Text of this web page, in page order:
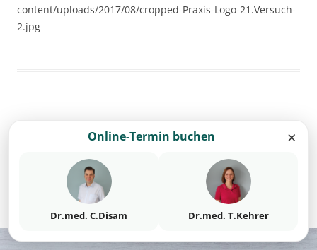
content/uploads/2017/08/cropped-Praxis-Logo-21.Versuch-
2.jpg
Schreibe einen Kommentar
angemeldetsein, um einen Kommentar
Stolz präsentiert von WordPress
×
Online-Termin buchen
Dr.med. C.Disam Dr.med. T.Kehrer